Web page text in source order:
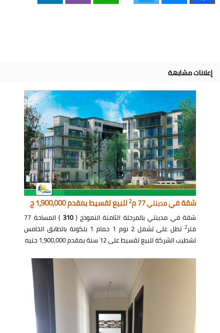
إعلانات مشابهة
شقة فيمدينتي 2للبيع تقسيط بمقدم 1,900,000 ج
شقة في مدينتي بالمرحلة الثامنة النموذج (310
) المساحة 77
متر2
تطل على تشمل 2 نوم 1 حمام 1 بلكونة بالطابق الخامس
تشطيب الشركة للبيع تقسيط على 12 سنة بمقدم 1,900,000 جنيه